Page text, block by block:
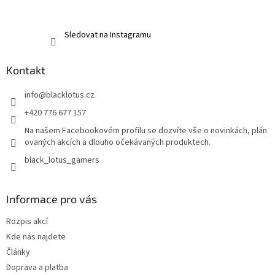
Sledovat na Instagramu
Kontakt
info@blacklotus.cz
+420 776 677 157
Na našem Facebookovém profilu se dozvíte vše o novinkách, plán
ovaných akcích a dlouho očekávaných produktech.
black_lotus_gamers
Informace pro vás
Rozpis akcí
Kde nás najdete
Články
Doprava a platba